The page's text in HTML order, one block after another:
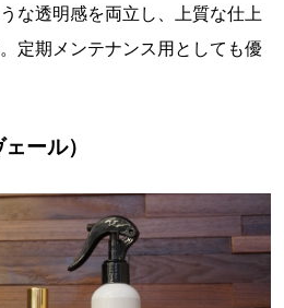
な透明感を両立し、上質な仕上
定期メンテナンス用としても優
ール）